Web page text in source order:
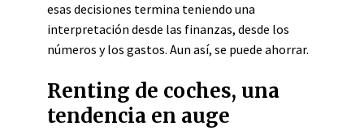
esas decisiones termina teniendo una
interpretación desde las finanzas, desde los
números y los gastos. Aun así, se puede ahorrar.
Renting de coches, una
tendencia en auge